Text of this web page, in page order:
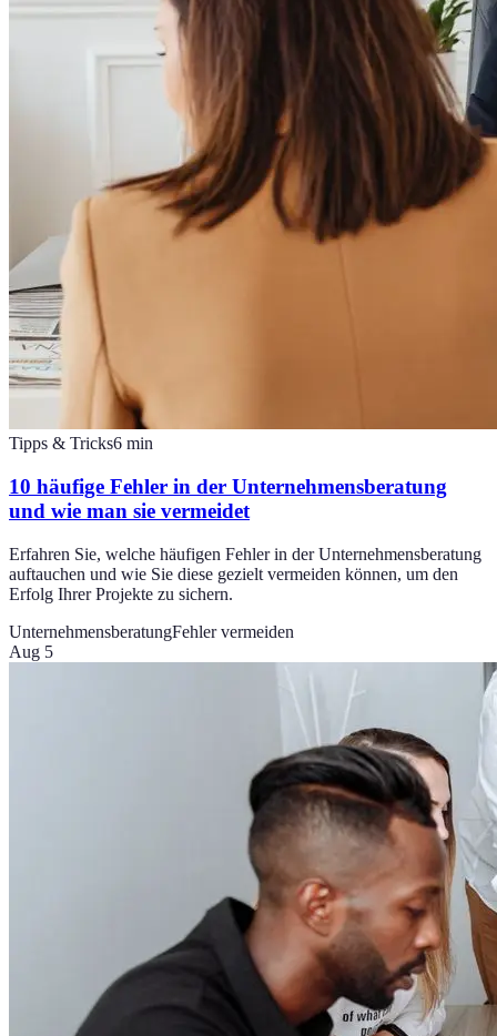
Tipps & Tricks6 min
10 häufige Fehler in der Unternehmensberatung
und wie man sie vermeidet
Erfahren Sie, welche häufigen Fehler in der Unternehmensberatung
auftauchen und wie Sie diese gezielt vermeiden können, um den
Erfolg Ihrer Projekte zu sichern.
UnternehmensberatungFehler vermeiden
Aug 5